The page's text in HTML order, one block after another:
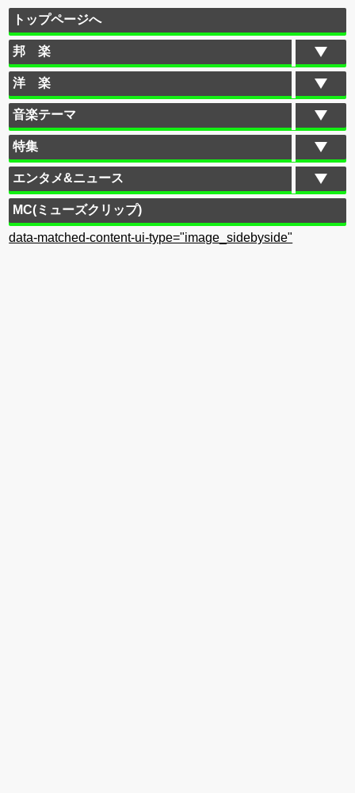
トップページへ
邦 楽
洋 楽
音楽テーマ
特集
エンタメ&ニュース
MC(ミューズクリップ)
data-matched-content-ui-type="image_sidebyside"